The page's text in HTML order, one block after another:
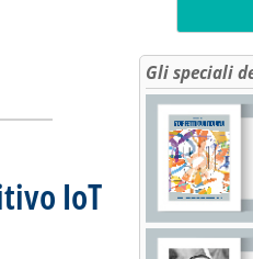
IoT
nuovi smart meter 2.0
Gli speciali